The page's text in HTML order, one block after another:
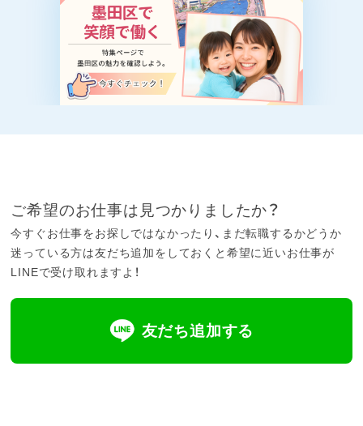
ご希望のお仕事は見つかりましたか？
今すぐお仕事をお探しではなかったり、まだ転職するかどうか
迷っている方は友だち追加をしておくと希望に近いお仕事が
LINEで受け取れますよ！
友だち追加する